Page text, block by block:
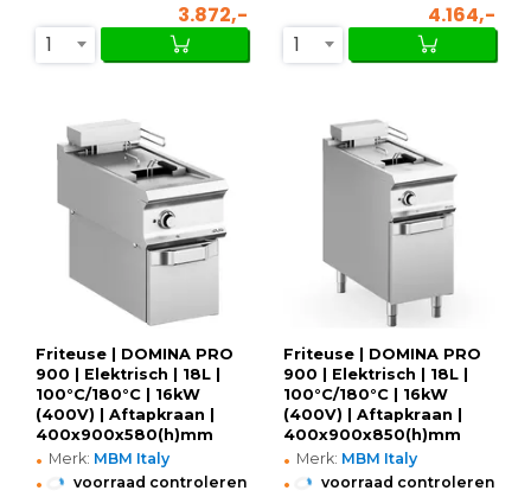
3.872,-
1
4.164,-
1
Friteuse | DOMINA PRO
900 | Elektrisch | 18L |
100°C/180°C | 16kW
(400V) | Aftapkraan |
400x900x580(h)mm
• Merk: MBM Italy
• voorraad controleren
Friteuse | DOMINA PRO
900 | Elektrisch | 18L |
100°C/180°C | 16kW
(400V) | Aftapkraan |
400x900x850(h)mm
• Merk: MBM Italy
• voorraad controleren